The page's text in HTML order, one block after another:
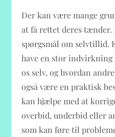
Der kan være mange
at få rettet deres tænder.
spørgsmål om selvtillid.
have en stor indvirkning
os selv, og hvordan
også være en praktisk
kan hjælpe med at
overbid, underbid eller
som kan føre til